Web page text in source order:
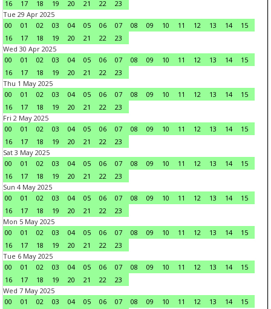
16 17 18 19 20 21 22
23
Tue 29 Apr 2025
00
01 02 03 04 05 06 07 08 09 10 11 12 13 14
15
16
17 18 19 20 21 22
23
Wed 30 Apr 2025
00
01 02 03 04 05 06 07 08 09 10 11 12 13 14
15
16
17 18 19 20 21 22
23
Thu 1 May 2025
00
01 02 03 04 05 06 07 08 09 10 11 12 13 14
15
16
17 18 19 20 21 22
23
Fri 2 May 2025
00
01 02 03 04 05 06 07 08 09 10 11 12 13 14
15
16
17 18 19 20 21 22
23
Sat 3 May 2025
00
01 02 03 04 05 06 07 08 09 10 11 12 13 14
15
16
17 18 19 20 21 22
23
Sun 4 May 2025
00
01 02 03 04 05 06 07 08 09 10 11 12 13 14
15
16
17 18 19 20 21 22
23
Mon 5 May 2025
00
01 02 03 04 05 06 07 08 09 10 11 12 13 14
15
16
17 18 19 20 21 22
23
Tue 6 May 2025
00
01 02 03 04 05 06 07 08 09 10 11 12 13 14
15
16
17 18 19 20 21 22
23
Wed 7 May 2025
00
01 02 03 04 05 06 07 08 09 10 11 12 13 14
15